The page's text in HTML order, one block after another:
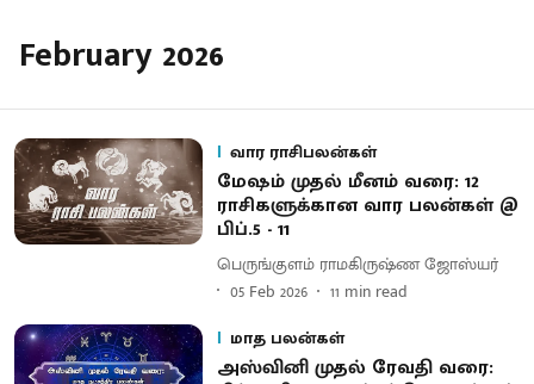
February 2026
வார ராசிபலன்கள்
மேஷம் முதல் மீனம் வரை: 12
ராசிகளுக்கான வார பலன்கள் @
பிப்.5 - 11
பெருங்குளம் ராமகிருஷ்ண ஜோஸ்யர்
05 Feb 2026
11 min read
மாத பலன்கள்
அஸ்வினி முதல் ரேவதி வரை: